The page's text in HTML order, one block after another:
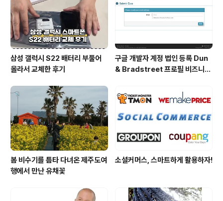
을 받을 수 있는 서비스다. 링플을 이용하면 좋은 멘토를 만
날 수 있다. 이..
삼성 갤럭시 S22 배터리 부풀어
올라서 교체한 후기
구글 개발자 계정 법인 등록 Dun
& Bradstreet 프로필 비즈니스
봄 비수기를 틈타 다녀온 제주도여
행에서 만난 유채꽃
소셜커머스, 스마트하게 활용하자!